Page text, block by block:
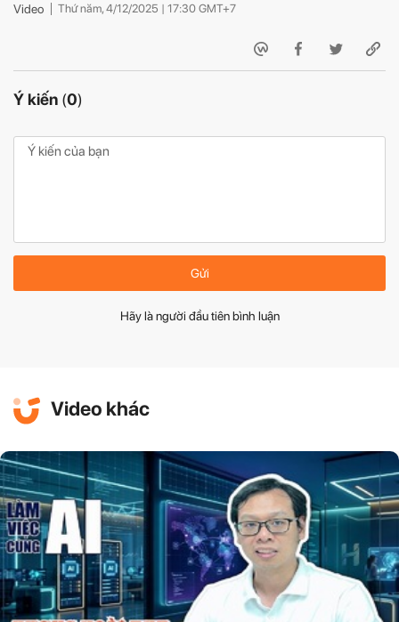
Video Thứ năm, 4/12/2025 | 17:30 GMT+7
Ý kiến (0)
Gửi
Hãy là người đầu tiên bình luận
Video khác